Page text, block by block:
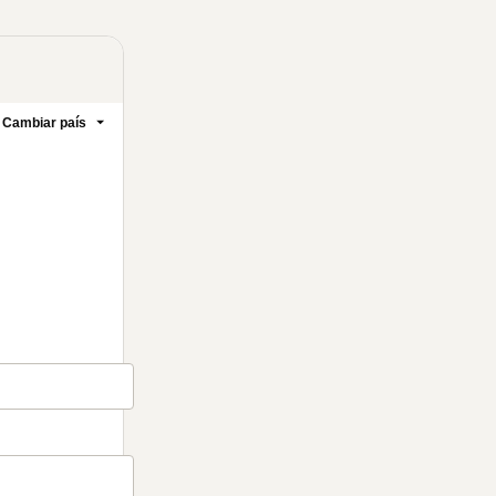
Cambiar país